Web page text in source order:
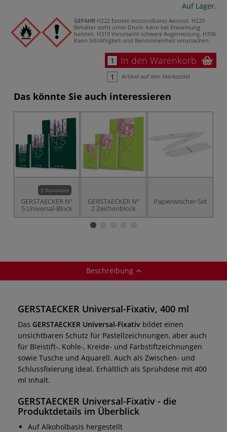
Auf Lager.
GEFAHR H222 Extrem entzündbares Aerosol. H229
Behälter steht unter Druck: kann bei Erwärmung
bersten. H319 Verursacht schwere Augenreizung. H336
Kann Schläfrigkeit und Benommenheit verursachen.
In den Warenkorb
Artikel auf den Merkzettel
Das könnte Sie auch interessieren
3 Varianten
GERSTAECKER Nº
5 Universal-Block
GERSTAECKER Nº
2 Zeichenblock
Papierwischer-Set
Beschreibung
GERSTAECKER Universal-Fixativ, 400 ml
Das GERSTAECKER Universal-Fixativ bildet einen
unsichtbaren Schutz für Pastellzeichnungen, aber auch
für Bleistift-, Kohle-, Kreide- und Farbstiftzeichnungen
sowie Tusche und Aquarell. Auch als Zwischen- und
Schlussfixierung ideal. Erhältlich als Sprühdose mit 400
ml Inhalt.
GERSTAECKER Universal-Fixativ - die
Produktdetails im Überblick
Auf Alkoholbasis hergestellt